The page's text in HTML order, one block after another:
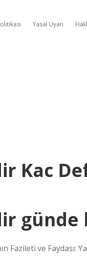
Yasal Uyarı
Kac
günde
Fazileti ve